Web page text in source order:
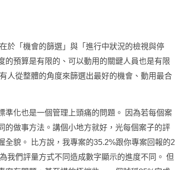
於「機會的篩選」與「進行中狀況的檢視與停
的預算是有限的、可以動用的關鍵人員也是有限
人從整體的角度來篩選出最好的機會、動用最合
準化也是一個管理上頭痛的問題。 因為若每個案
的做事方法。講個小地方就好，光每個案子的評
全貌。 比方說，我專案的35.2%跟你專案回報的2
我們評量方式不同造成數字顯示的進度不同。 但